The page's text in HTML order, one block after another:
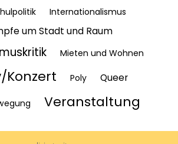
Internationalismus
um Stadt und Raum
Mieten und Wohnen
Konzert Poly Queer
Veranstaltung